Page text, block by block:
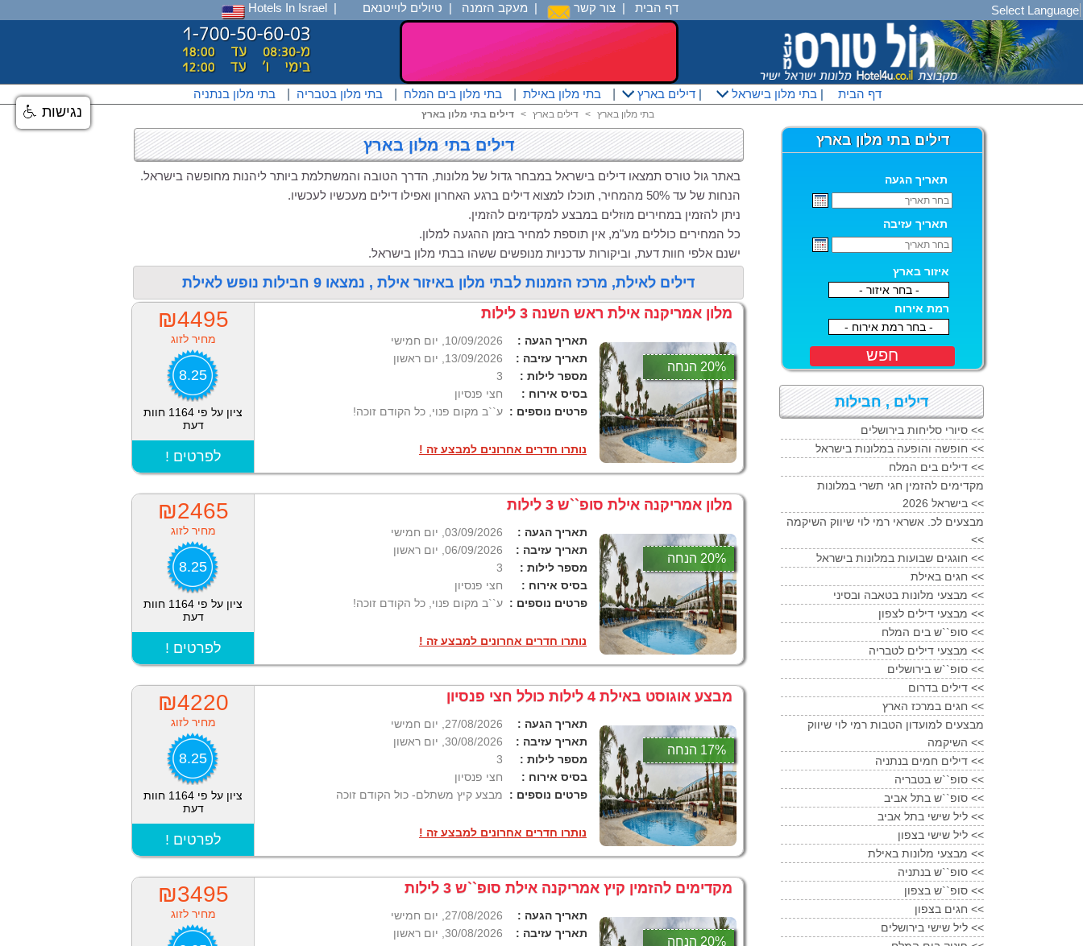
Hotels In Israel | טיולים לוייטנאם | מעקב הזמנה | צור קשר | דף הבית Select Language
בתי מלון בנתניה בתי מלון בטבריה בתי מלון בים המלח בתי מלון באילת דילים בארץ | בתי מלון בישראל | דף הבית
דילים בתי מלון בארץ < דילים בארץ < בתי מלון בארץ
דילים בתי מלון בארץ
באתר גול טורס תמצאו דילים בישראל במבחר גדול של מלונות, הדרך הטובה והמשתלמת ביותר ליהנות מחופשה בישראל.
הנחות של עד 50% מהמחיר, תוכלו למצוא דילים ברגע האחרון ואפילו דילים מעכשיו לעכשיו.
ניתן להזמין במחירים מוזלים במבצע למקדימים להזמין.
כל המחירים כוללים מע"מ, אין תוספת למחיר בזמן ההגעה למלון.
ישנם אלפי חוות דעת, וביקורות עדכניות מנופשים ששהו בבתי מלון בישראל.
דילים לאילת, מרכז הזמנות לבתי מלון באיזור אילת , נמצאו 9 חבילות נופש לאילת
₪4495
מחיר לזוג
8.25
ציון על פי 1164 חוות
דעת
! לפרטים
מלון אמריקנה אילת ראש השנה 3 לילות
תאריך הגעה :
10/09/2026, יום חמישי
תאריך עזיבה :
13/09/2026, יום ראשון
מספר לילות :
3
בסיס אירוח :
חצי פנסיון
פרטים נוספים : ע``ב מקום פנוי, כל הקודם זוכה!
נותרו חדרים אחרונים למבצע זה !
20% הנחה
₪2465
מחיר לזוג
8.25
ציון על פי 1164 חוות
דעת
! לפרטים
מלון אמריקנה אילת סופ``ש 3 לילות
תאריך הגעה :
03/09/2026, יום חמישי
תאריך עזיבה :
06/09/2026, יום ראשון
מספר לילות :
3
בסיס אירוח :
חצי פנסיון
פרטים נוספים : ע``ב מקום פנוי, כל הקודם זוכה!
נותרו חדרים אחרונים למבצע זה !
20% הנחה
₪4220
מחיר לזוג
8.25
ציון על פי 1164 חוות
דעת
! לפרטים
מבצע אוגוסט באילת 4 לילות כולל חצי פנסיון
תאריך הגעה :
27/08/2026, יום חמישי
תאריך עזיבה :
30/08/2026, יום ראשון
מספר לילות :
3
בסיס אירוח :
חצי פנסיון
פרטים נוספים :
מבצע קיץ משתלם- כול הקודם זוכה
נותרו חדרים אחרונים למבצע זה !
17% הנחה
₪3495
מחיר לזוג
מקדימים להזמין קיץ אמריקנה אילת סופ``ש 3 לילות
תאריך הגעה :
27/08/2026, יום חמישי
תאריך עזיבה :
30/08/2026, יום ראשון
20% הנחה
דילים בתי מלון בארץ
תאריך הגעה
תאריך עזיבה
איזור בארץ
- בחר איזור -
רמת אירוח
- בחר רמת אירוח -
חפש
דילים , חבילות
סיורי סליחות בירושלים <<
חופשה והופעה במלונות בישראל <<
דילים בים המלח <<
מקדימים להזמין חגי תשרי במלונות
בישראל 2026 <<
מבצעים לכ. אשראי רמי לוי שיווק השיקמה
<<
חוגגים שבועות במלונות בישראל <<
חגים באילת <<
מבצעי מלונות בטאבה ובסיני <<
מבצעי דילים לצפון <<
סופ``ש בים המלח <<
מבצעי דילים לטבריה <<
סופ``ש בירושלים <<
דילים בדרום <<
חגים במרכז הארץ <<
מבצעים למועדון הטבות רמי לוי שיווק
השיקמה <<
דילים חמים בנתניה <<
סופ``ש בטבריה <<
סופ``ש בתל אביב <<
ליל שישי בתל אביב <<
ליל שישי בצפון <<
מבצעי מלונות באילת <<
סופ``ש בנתניה <<
סופ``ש בצפון <<
חגים בצפון <<
ליל שישי בירושלים <<
נגישות